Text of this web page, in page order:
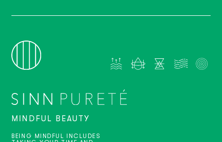
MINDFUL BEAUTY
BEING MINDFUL INCLUDES